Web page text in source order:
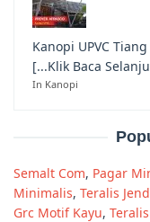
Kanopi UPVC
[...Klik Baca
In Kanopi
Semalt Com, Pagar
Minimalis, Teralis
Grc Motif Kayu,